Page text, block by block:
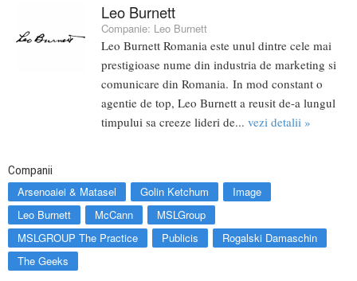
Leo Burnett
Companie: Leo Burnett
Leo Burnett Romania este unul dintre cele mai
prestigioase nume din industria de marketing si
comunicare din Romania. In mod constant o
agentie de top, Leo Burnett a reusit de-a lungul
timpului sa creeze lideri de... vezi detalii »
Companii
Arsenoaiei & Matasel Golin Ketchum
Image
Leo Burnett
McCann
MSLGroup
MSLGROUP The Practice
Publicis
Rogalski Damaschin
The Geeks